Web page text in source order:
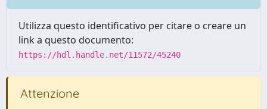
Utilizza questo identificativo per citare o creare un
link a questo documento:
https://hdl.handle.net/11572/45240
Attenzione